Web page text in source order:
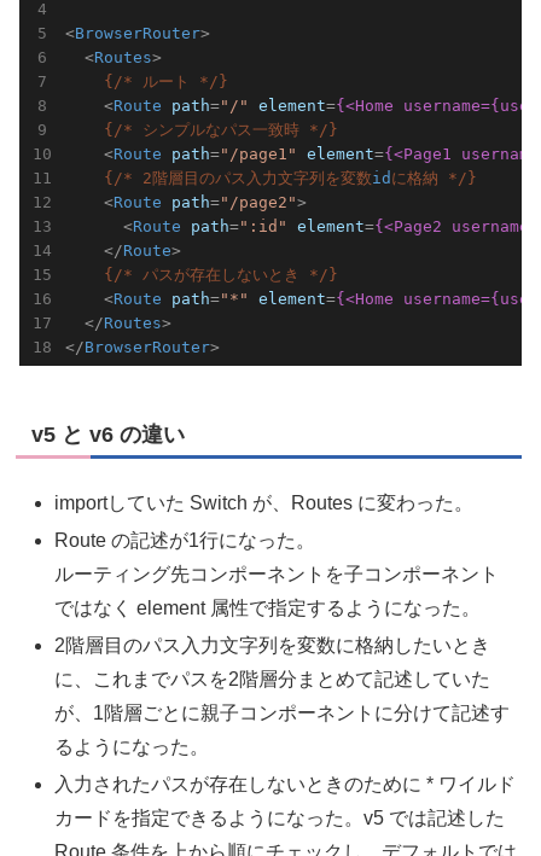
<BrowserRouter>
<Routes>
{/* ルート */}
<Route path="/" element={<Home
{/* シンプルなパス一致時 */}
<Route path="/page1" element={<Page1
{/* 2階層目のパス入力文字列を変数id に格納 */}
<Route path="/page2">
<Route path=":id" element={<Page2
</Route>
{/* パスが存在しないとき */}
<Route path="*" element={<Home
</Routes>
</BrowserRouter>
v5 と v6 の違い
importしていた Switch が、Routes に変わった。
Route の記述が1行になった。
ルーティング先コンポーネントを子コンポーネント
ではなく element 属性で指定するようになった。
2階層目のパス入力文字列を変数に格納したいとき
に、これまでパスを2階層分まとめて記述していた
が、1階層ごとに親子コンポーネントに分けて記述す
るようになった。
入力されたパスが存在しないときのために * ワイルド
カードを指定できるようになった。v5 では記述した